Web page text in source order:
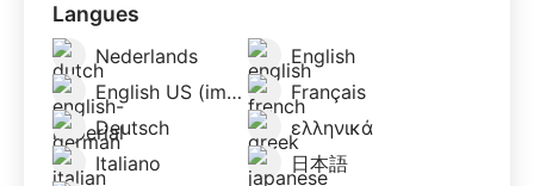
Langues
Nederlands
English
English US (imperial)
Français
Deutsch
ελληνικά
Italiano
日本語